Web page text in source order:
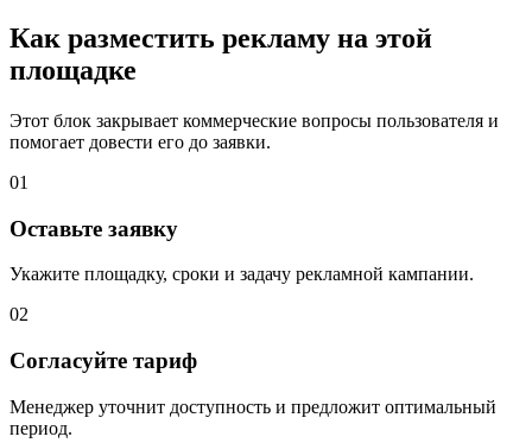
Как разместить рекламу на этой
площадке
Этот блок закрывает коммерческие вопросы пользователя и
помогает довести его до заявки.
01
Оставьте заявку
Укажите площадку, сроки и задачу рекламной кампании.
02
Согласуйте тариф
Менеджер уточнит доступность и предложит оптимальный
период.